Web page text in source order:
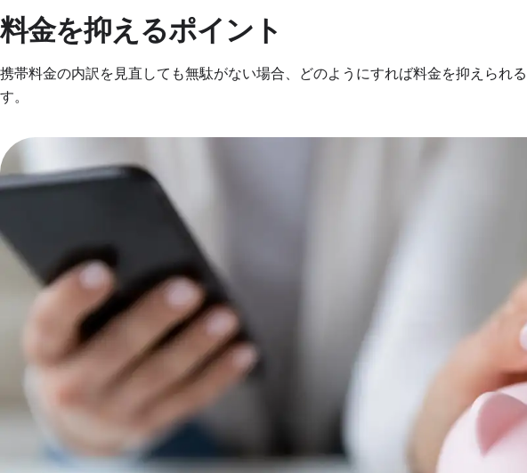
料金を抑えるポイント
携帯料金の内訳を見直しても無駄がない場合、どのようにすれば料金を抑えられ
す。